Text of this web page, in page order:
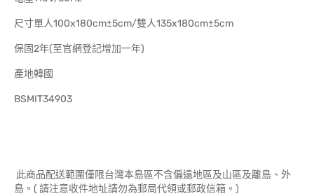
尺寸單人100x180cm±5cm/雙人135x180cm±5cm
保固2年(至官網登記增加一年)
產地韓國
BSMIT34903
此商品配送範圍僅限台灣本島區不含偏遠地區及山區及離島、外
島。( 請注意收件地址請勿為郵局代領或郵政信箱。)